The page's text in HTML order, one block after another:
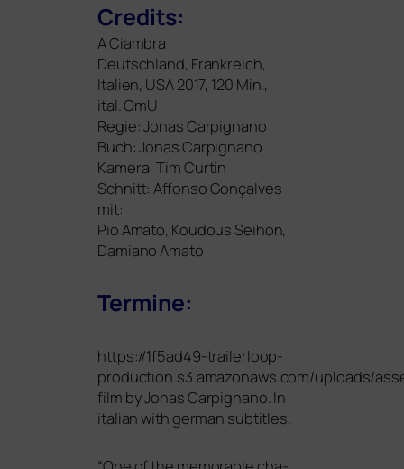
Credits:
A Ciambra
Deutschland, Frankreich,
Italien, USA2017, 120 Min.,
ital. OmU
Regie: Jonas Carpignano
Buch: Jonas Carpignano
Kamera: Tim Curtin
Schnitt: Affonso Gonçalves
mit:
Pio Amato, Koudous Seihon,
Damiano Amato
Termine:
https://1f5ad49-trailerloop-
production.s3.amazonaws.com/uploads/
film by Jonas Carpignano. In
ita­li­an with ger­man subtitles.